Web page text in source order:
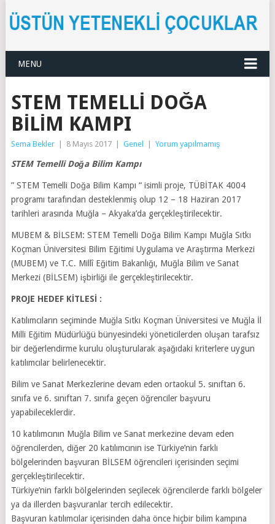
MENU
STEM TEMELLI DOĞA
BILIM KAMPI
Sema Bekler 8 Mayıs 2017 Genel Yorum yapılmamış
STEM Temelli Doğa Bilim Kampı
” STEM Temelli Doğa Bilim Kampı “ isimli proje, TÜBİTAK 4004
programı tarafından desteklenmiş olup 12 – 18 Haziran 2017
tarihleri arasında Muğla – Akyaka’da gerçekleştirilecektir.
MUBEM & BİLSEM: STEM Temelli Doğa Bilim Kampı Muğla Sıtkı
Koçman Üniversitesi Bilim Eğitimi Uygulama ve Araştırma Merkezi
(MUBEM) ve T.C. Millî Eğitim Bakanlığı, Muğla Bilim ve Sanat
Merkezi (BİLSEM) işbirliği ile gerçekleştirilecektir.
PROJE HEDEF KİTLESİ :
Katılımcıların seçiminde Muğla Sıtkı Koçman Üniversitesi ve Muğla İl
Milli Eğitim Müdürlüğü bünyesindeki yöneticilerden oluşan tarafsız
bir değerlendirme kurulu oluşturularak aşağıdaki kriterlere uygun
katılımcılar belirlenecektir.
Bilim ve Sanat Merkezlerine devam eden ortaokul 5. sınıftan 6.
sınıfa ve 6. sınıftan 7. sınıfa geçen öğrenciler başvuru
yapabileceklerdir.
10 katılımcının Muğla Bilim ve Sanat merkezine devam eden
öğrencilerden, diğer 20 katılımcının ise Türkiye’nin farklı
bölgelerinden başvuran BİLSEM öğrencileri içerisinden seçimi
gerçekleştirilecektir.
Türkiye’nin farklı bölgelerinden seçilecek öğrencilerde farklı bölgeler
ya da illerden başvuranlar tercih edilecektir.
Başvuran katılımcılar içerisinden daha önce hiçbir bilim kampına